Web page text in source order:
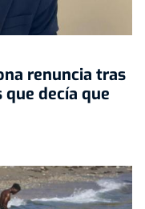
renuncia tras
decía que